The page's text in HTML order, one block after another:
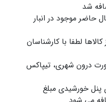
شد
موجود در انبار
لطفا با کارشناسان
درون شهری، تیپاکس
پنل خورشیدی مبلغ